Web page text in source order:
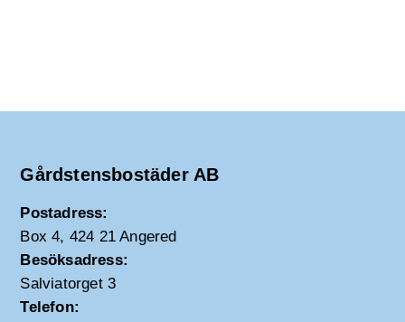
Gårdstensbostäder AB
Postadress:
Box 4, 424 21 Angered
Besöksadress:
Salviatorget 3
Telefon: